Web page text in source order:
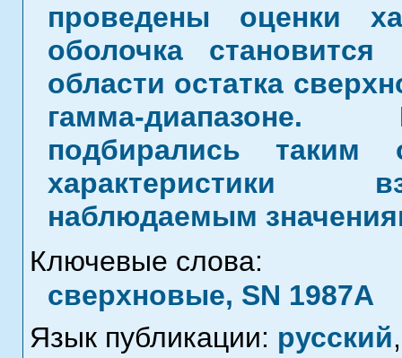
проведены оценки
оболочка
области остатка
гамма-диапазоне.
подбирались таким
характеристики
наблюдаемым
Ключевые слова:
сверхновые, SN 1987A
Язык публикации: русский,